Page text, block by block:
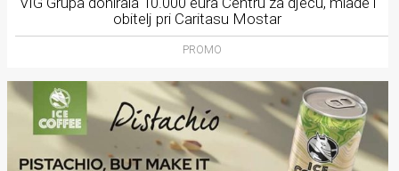
obitelj pri Caritasu Mostar
PROMO